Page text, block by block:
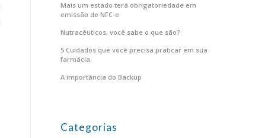
Mais um estado terá obrigatoriedade em
emissão de NFC-e
Nutracêuticos, você sabe o que são?
5 Cuidados que você precisa praticar em sua
farmácia.
A importância do Backup
Categorias